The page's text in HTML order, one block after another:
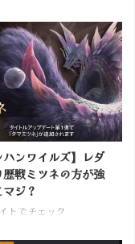
ハンワイルズ】レダ
歴戦ミツネの方が強
ジ？
トでチェック